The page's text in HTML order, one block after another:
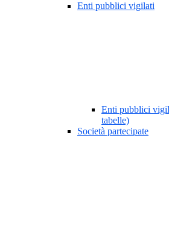
Enti pubblici vigilati
Enti pubblici
tabelle)
Società partecipate